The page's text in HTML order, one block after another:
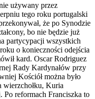
używany przez
tego roku portugalski
że po Synodzie
bo nie będzie już
partycypacji wszystkich
o konieczności odejścia
kard. Oscar Rodriguez
Rady Kardynałów przy
Kościół można było
wierzchołku, Kuria
Po reformach Franciszka to